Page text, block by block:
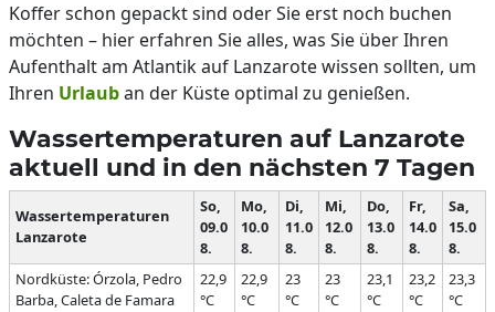
Koffer schon gepackt sind oder Sie erst noch buchen
möchten – hier erfahren Sie alles, was Sie über Ihren
Aufenthalt am Atlantik auf Lanzarote wissen sollten, um
Ihren Urlauban der Küste optimal zu genießen.
Wassertemperaturen auf Lanzarote
aktuell und in den nächsten 7 Tagen
Wassertemperaturen
Lanzarote
So,
09.0
8.
Mo,
10.0
8.
Di,
11.0
8.
Mi,
12.0
8.
Do,
13.0
8.
Fr,
14.0
8.
Sa,
15.0
8.
Nordküste: Órzola, Pedro
Barba, Caleta de Famara
22,9
°C
22,9
°C
23
°C
23
°C
23,1
°C
23,2
°C
23,3
°C